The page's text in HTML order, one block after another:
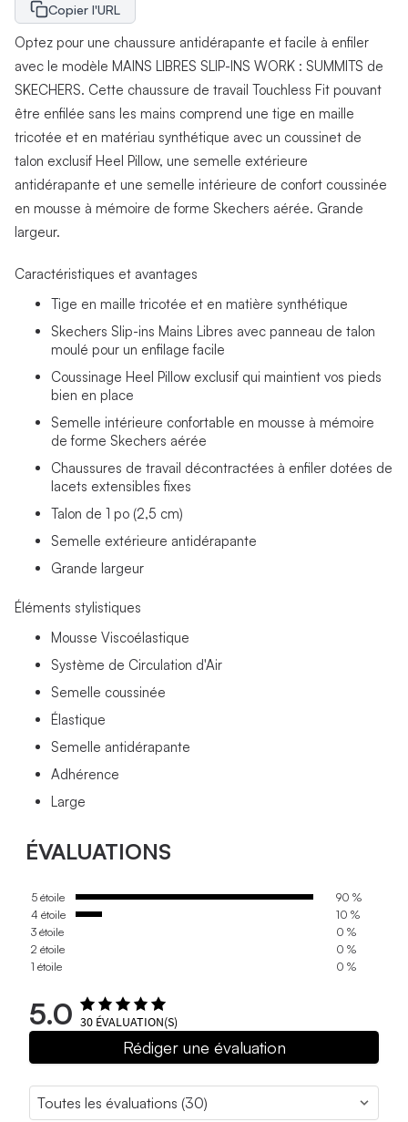
Copier l'URL
Optez pour une chaussure antidérapante et facile à enfiler
avec le modèle MAINS LIBRES SLIP-INS WORK : SUMMITS de
SKECHERS. Cette chaussure de travail Touchless Fit pouvant
être enfilée sans les mains comprend une tige en maille
tricotée et en matériau synthétique avec un coussinet de
talon exclusif Heel Pillow, une semelle extérieure
antidérapante et une semelle intérieure de confort coussinée
en mousse à mémoire de forme Skechers aérée. Grande
largeur.
Caractéristiques et avantages
Tige en maille tricotée et en matière synthétique
Skechers Slip-ins Mains Libres avec panneau de talon
moulé pour un enfilage facile
Coussinage Heel Pillow exclusif qui maintient vos pieds
bien en place
Semelle intérieure confortable en mousse à mémoire
de forme Skechers aérée
Chaussures de travail décontractées à enfiler dotées de
lacets extensibles fixes
Talon de 1 po (2,5 cm)
Semelle extérieure antidérapante
Grande largeur
Éléments stylistiques
Mousse Viscoélastique
Système de Circulation d'Air
Semelle coussinée
Élastique
Semelle antidérapante
Adhérence
Large
ÉVALUATIONS
5 étoile
90 %
4 étoile
10 %
3 étoile
0 %
2 étoile
0 %
1 étoile
0 %
5.0 30 ÉVALUATION(S)
Rédiger une évaluation